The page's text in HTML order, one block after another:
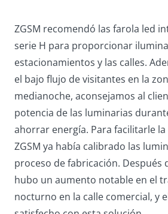
ZGSM recomendó las farola led
serie H para proporcionar
estacionamientos y las calles.
el bajo flujo de visitantes en la
medianoche, aconsejamos al
potencia de las luminarias
ahorrar energía. Para facilitarle
ZGSM ya había calibrado las
proceso de fabricación. Después
hubo un aumento notable en el
nocturno en la calle comercial, y